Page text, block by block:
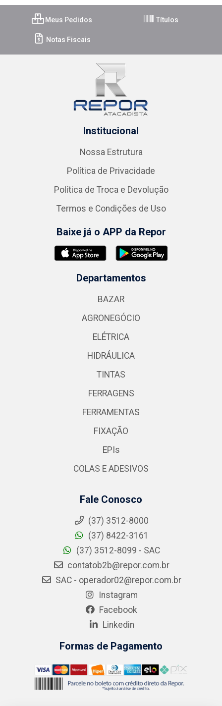
Meus Pedidos Títulos
Notas Fiscais
Institucional
Nossa Estrutura
Política de Privacidade
Política de Troca e Devolução
Termos e Condições de Uso
Baixe já o APP da Repor
Departamentos
BAZAR
AGRONEGÓCIO
ELÉTRICA
HIDRÁULICA
TINTAS
FERRAGENS
FERRAMENTAS
FIXAÇÃO
EPIs
COLAS E ADESIVOS
Fale Conosco
(37) 3512-8000
(37) 8422-3161
(37) 3512-8099 - SAC
contatob2b@repor.com.br
SAC - operador02@repor.com.br
Instagram
Facebook
Linkedin
Formas de Pagamento